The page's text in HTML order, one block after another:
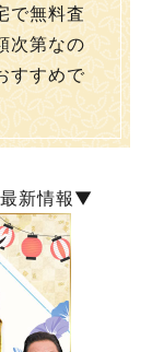
で無料査
次第なの
すすめで
新情報▼